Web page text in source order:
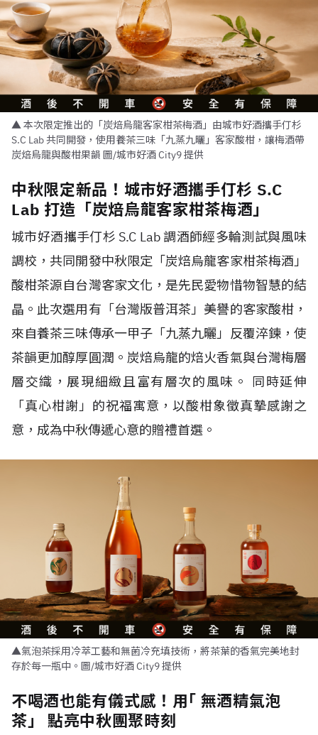
▲ 本次限定推出的「炭焙烏龍客家柑茶梅酒」由城市好酒攜手仃杉
S.C Lab 共同開發，使用養茶三味「九蒸九曬」客家酸柑，讓梅酒帶
炭焙烏龍與酸柑果韻 圖/城市好酒 City9 提供
中秋限定新品！城市好酒攜手仃杉 S.C
Lab 打造「炭焙烏龍客家柑茶梅酒」
城市好酒攜手仃杉 S.C Lab 調酒師經多輪測試與風味
調校，共同開發中秋限定「炭焙烏龍客家柑茶梅酒」
酸柑茶源自台灣客家文化，是先民愛物惜物智慧的結
晶。此次選用有「台灣版普洱茶」美譽的客家酸柑，
來自養茶三味傳承一甲子「九蒸九曬」反覆淬鍊，使
茶韻更加醇厚圓潤。炭焙烏龍的焙火香氣與台灣梅層
層交織，展現細緻且富有層次的風味。 同時延伸
「真心柑謝」的祝福寓意，以酸柑象徵真摯感謝之
意，成為中秋傳遞心意的贈禮首選。
▲氣泡茶採用冷萃工藝和無菌冷充填技術，將茶葉的香氣完美地封
存於每一瓶中。圖/城市好酒 City9 提供
不喝酒也能有儀式感！用｢ 無酒精氣泡
茶」 點亮中秋團聚時刻